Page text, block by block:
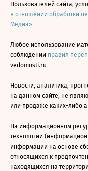
Пользователей сайта,
в отношении обработки
Медиа»
Любое использование
соблюдении правил
vedomosti.ru
Новости, аналитика,
на данном сайте, не
или продаже каких-либо
На информационном
технологии
информации на основе
относящихся к
находящихся на